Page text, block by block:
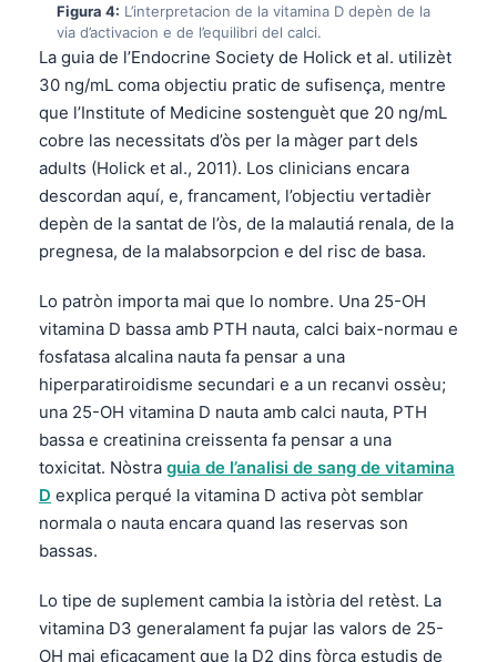
Figura 4: L’interpretacion de la vitamina D depèn de la
via d’activacion e de l’equilibri del calci.
La guia de l’Endocrine Society de Holick et al. utilizèt
30 ng/mL coma objectiu pratic de sufisença, mentre
que l’Institute of Medicine sostenguèt que 20 ng/mL
cobre las necessitats d’òs per la màger part dels
adults (Holick et al., 2011). Los clinicians encara
descordan aquí, e, francament, l’objectiu vertadièr
depèn de la santat de l’òs, de la malautiá renala, de la
pregnesa, de la malabsorpcion e del risc de basa.
Lo patròn importa mai que lo nombre. Una 25-OH
vitamina D bassa amb PTH nauta, calci baix-normau e
fosfatasa alcalina nauta fa pensar a una
hiperparatiroidisme secundari e a un recanvi ossèu;
una 25-OH vitamina D nauta amb calci nauta, PTH
bassa e creatinina creissenta fa pensar a una
toxicitat. Nòstra guia de l’analisi de sang de vitamina
D explica perqué la vitamina D activa pòt semblar
normala o nauta encara quand las reservas son
bassas.
Lo tipe de suplement cambia la istòria del retèst. La
vitamina D3 generalament fa pujar las valors de 25-
OH mai eficacament que la D2 dins fòrça estudis de